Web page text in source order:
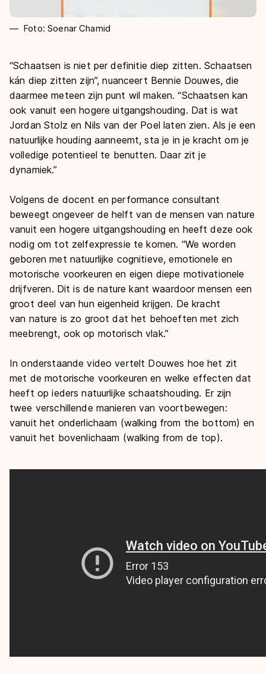
Foto: Soenar Chamid
“Schaatsen is niet per definitie diep zitten. Schaatsen
kán diep zitten zijn”, nuanceert Bennie Douwes, die
daarmee meteen zijn punt wil maken. “Schaatsen kan
ook vanuit een hogere uitgangshouding. Dat is wat
Jordan Stolz en Nils van der Poel laten zien. Als je een
natuurlijke houding aanneemt, sta je in je kracht om je
volledige potentieel te benutten. Daar zit je
dynamiek.”
Volgens de docent en performance consultant
beweegt ongeveer de helft van de mensen van nature
vanuit een hogere uitgangshouding en heeft deze ook
nodig om tot zelfexpressie te komen. “We worden
geboren met natuurlijke cognitieve, emotionele en
motorische voorkeuren en eigen diepe motivationele
drijfveren. Dit is denature kant waardoor mensen een
groot deel van hun eigenheid krijgen. De kracht
van nature is zo groot dat het behoeften met zich
meebrengt, ook op motorisch vlak.”
In onderstaande video vertelt Douwes hoe het zit
met de motorische voorkeuren en welke effecten dat
heeft op ieders natuurlijke schaatshouding. Er zijn
twee verschillende manieren van voortbewegen:
vanuit het onderlichaam (walking from the bottom) en
vanuit het bovenlichaam (walking from de top).